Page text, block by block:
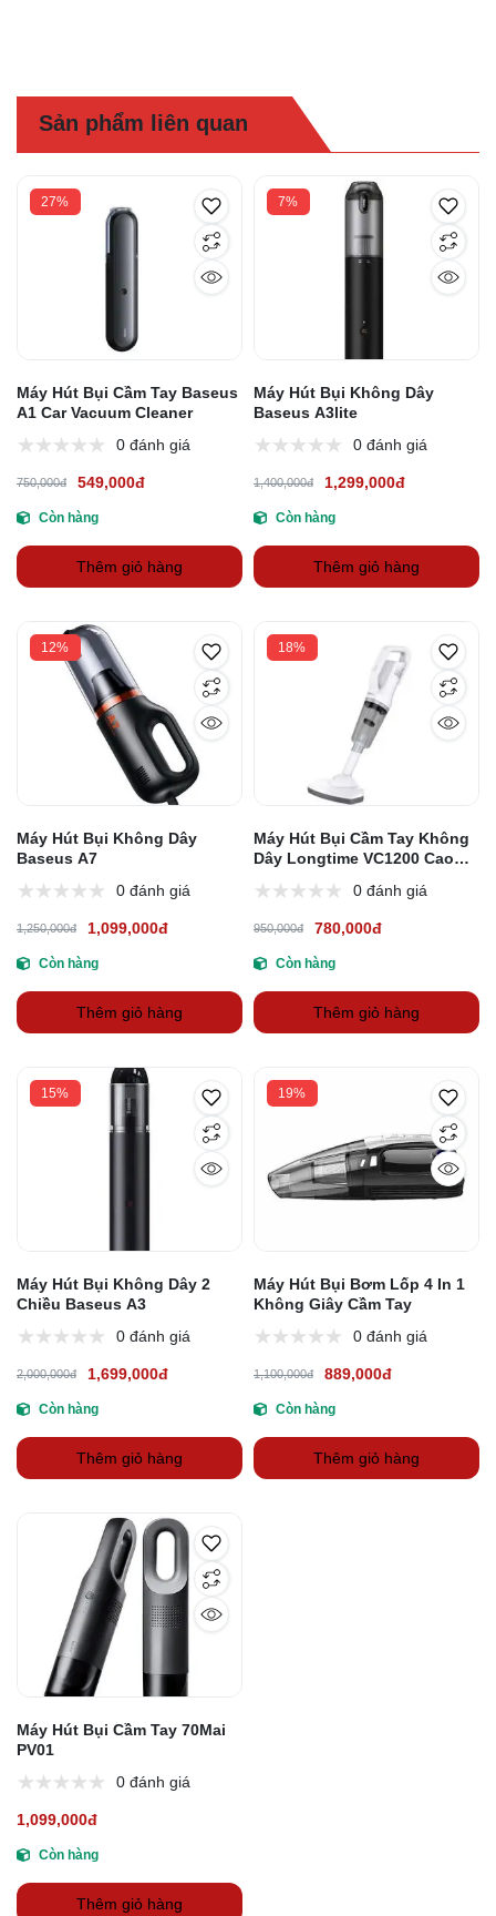
Sản phẩm liên quan
27%
Máy Hút Bụi Cầm Tay Baseus
A1 Car Vacuum Cleaner
0 đánh giá
750,000đ 549,000đ
Còn hàng
Thêm giỏ hàng
7%
Máy Hút Bụi Không Dây
Baseus A3lite
0 đánh giá
1,400,000đ 1,299,000đ
Còn hàng
Thêm giỏ hàng
12%
Máy Hút Bụi Không Dây
Baseus A7
0 đánh giá
1,250,000đ 1,099,000đ
Còn hàng
Thêm giỏ hàng
18%
Máy Hút Bụi Cầm Tay Không
Dây Longtime VC1200 Cao
0 đánh giá
950,000đ 780,000đ
Còn hàng
Thêm giỏ hàng
15%
Máy Hút Bụi Không Dây 2
Chiều Baseus A3
0 đánh giá
2,000,000đ 1,699,000đ
Còn hàng
Thêm giỏ hàng
19%
Máy Hút Bụi Bơm Lốp 4 In 1
Không Giây Cầm Tay
0 đánh giá
1,100,000đ 889,000đ
Còn hàng
Thêm giỏ hàng
Máy Hút Bụi Cầm Tay 70Mai
PV01
0 đánh giá
1,099,000đ
Còn hàng
Thêm giỏ hàng